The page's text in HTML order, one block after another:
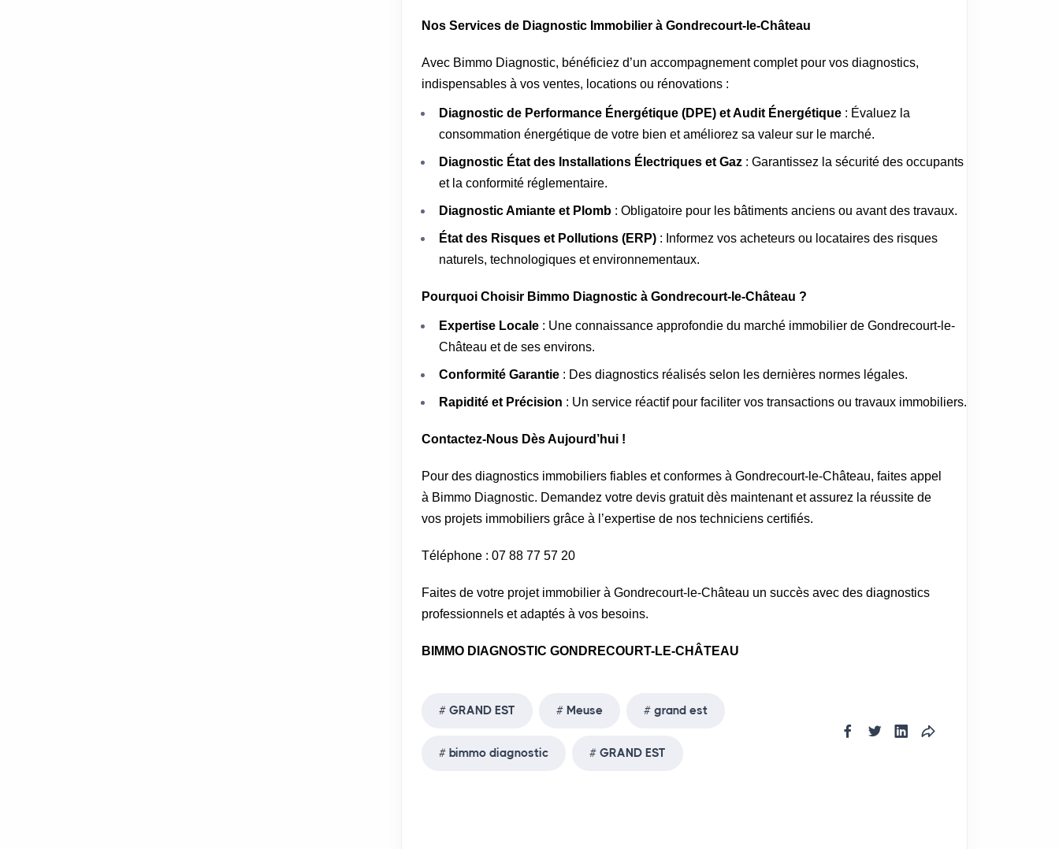
Nos Services de Diagnostic Immobilier à Gondrecourt-le-Château
Avec Bimmo Diagnostic, bénéficiez d’un accompagnement complet pour vos diagnostics,
indispensables à vos ventes, locations ou rénovations :
Diagnostic de Performance Énergétique (DPE) et Audit Énergétique : Évaluez la
consommation énergétique de votre bien et améliorez sa valeur sur le marché.
Diagnostic État des Installations Électriques et Gaz : Garantissez la sécurité des occupants
et la conformité réglementaire.
Diagnostic Amiante et Plomb : Obligatoire pour les bâtiments anciens ou avant des travaux.
État des Risques et Pollutions (ERP) : Informez vos acheteurs ou locataires des risques
naturels, technologiques et environnementaux.
Pourquoi Choisir Bimmo Diagnostic à Gondrecourt-le-Château ?
Expertise Locale : Une connaissance approfondie du marché immobilier de Gondrecourt-le-
Château et de ses environs.
Conformité Garantie : Des diagnostics réalisés selon les dernières normes légales.
Rapidité et Précision : Un service réactif pour faciliter vos transactions ou travaux immobiliers.
Contactez-Nous Dès Aujourd’hui !
Pour des diagnostics immobiliers fiables et conformes à Gondrecourt-le-Château, faites appel
à Bimmo Diagnostic. Demandez votre devis gratuit dès maintenant et assurez la réussite de
vos projets immobiliers grâce à l’expertise de nos techniciens certifiés.
Téléphone : 07 88 77 57 20
Faites de votre projet immobilier à Gondrecourt-le-Château un succès avec des diagnostics
professionnels et adaptés à vos besoins.
BIMMO DIAGNOSTIC GONDRECOURT-LE-CHÂTEAU
GRAND EST Meuse grand est
bimmo diagnostic GRAND EST